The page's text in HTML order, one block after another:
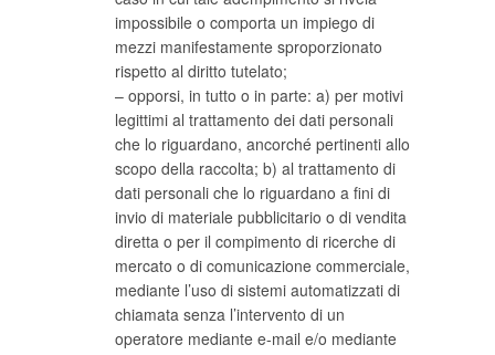
impossibile o comporta un impiego di
mezzi manifestamente sproporzionato
rispetto al diritto tutelato;
– opporsi, in tutto o in parte: a) per motivi
legittimi al trattamento dei dati personali
che lo riguardano, ancorché pertinenti allo
scopo della raccolta; b) al trattamento di
dati personali che lo riguardano a fini di
invio di materiale pubblicitario o di vendita
diretta o per il compimento di ricerche di
mercato o di comunicazione commerciale,
mediante l’uso di sistemi automatizzati di
chiamata senza l’intervento di un
operatore mediante e-mail e/o mediante